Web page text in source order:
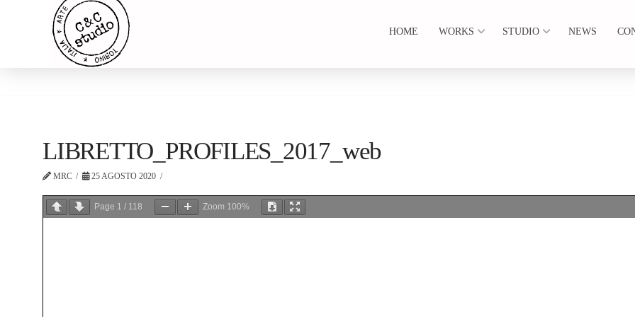
HOME WORKS STUDIO NEWS
LIBRETTO_PROFILES_2017_web
MRC 25 AGOSTO 2020
Page 1 / 118 Zoom 100%